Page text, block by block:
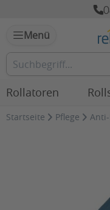
Menü
Rollatoren
Startseite Pflege